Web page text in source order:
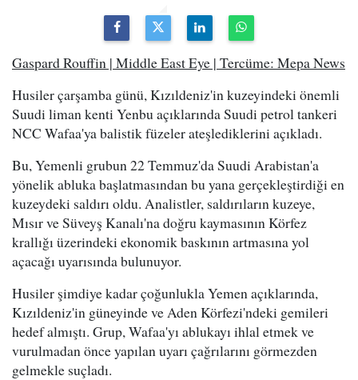
Gaspard Rouffin | Middle East Eye | Tercüme: Mepa News
Husiler çarşamba günü, Kızıldeniz'in kuzeyindeki önemli
Suudi liman kenti Yenbu açıklarında Suudi petrol tankeri
NCC Wafaa'ya balistik füzeler ateşlediklerini açıkladı.
Bu, Yemenli grubun 22 Temmuz'da Suudi Arabistan'a
yönelik abluka başlatmasından bu yana gerçekleştirdiği en
kuzeydeki saldırı oldu. Analistler, saldırıların kuzeye,
Mısır ve Süveyş Kanalı'na doğru kaymasının Körfez
krallığı üzerindeki ekonomik baskının artmasına yol
açacağı uyarısında bulunuyor.
Husiler şimdiye kadar çoğunlukla Yemen açıklarında,
Kızıldeniz'in güneyinde ve Aden Körfezi'ndeki gemileri
hedef almıştı. Grup, Wafaa'yı ablukayı ihlal etmek ve
vurulmadan önce yapılan uyarı çağrılarını görmezden
gelmekle suçladı.